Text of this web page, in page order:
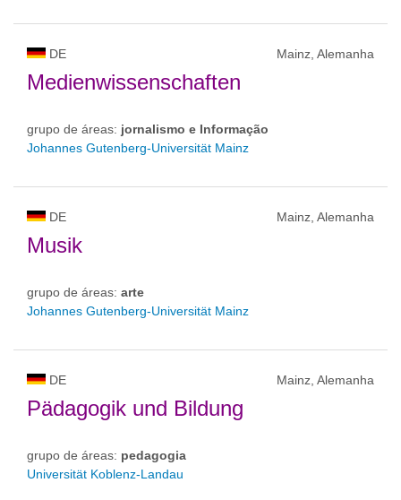
DE Mainz, Alemanha
Medienwissenschaften
grupo de áreas: jornalismo e Informação
Johannes Gutenberg-Universität Mainz
DE Mainz, Alemanha
Musik
grupo de áreas: arte
Johannes Gutenberg-Universität Mainz
DE Mainz, Alemanha
Pädagogik und Bildung
grupo de áreas: pedagogia
Universität Koblenz-Landau